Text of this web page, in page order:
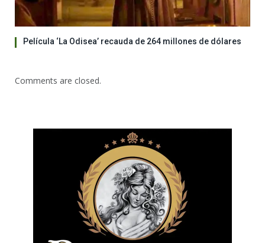
Película ‘La Odisea’ recauda de 264 millones de dólares
Comments are closed.